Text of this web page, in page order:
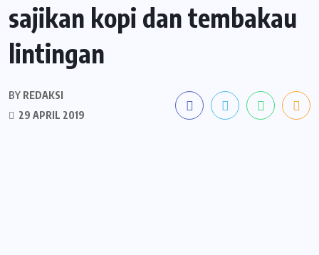
sajikan kopi dan tembakau
lintingan
BY REDAKSI
29 APRIL 2019